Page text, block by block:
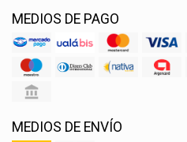
MEDIOS DE PAGO
MEDIOS DE ENVÍO